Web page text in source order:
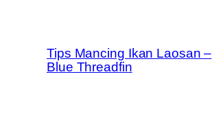
Tips Mancing Ikan Laosan –
Blue Threadfin